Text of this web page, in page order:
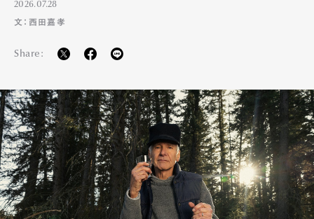
2026.07.28
文：西田嘉孝
Share: